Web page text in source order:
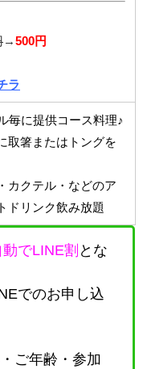
→ 500円
ラ
毎に提供コース料理♪
取箸またはトングを
カクテル・などのア
ドリンク飲み放題
動でLINE割 とな
でのお申し込
・ ご年齢・参加